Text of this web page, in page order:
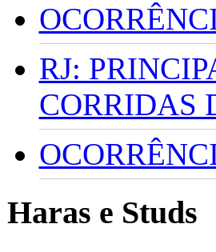
RJ:
CORRIDAS
Haras e Studs